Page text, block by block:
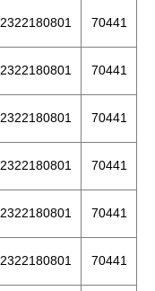
2322180801 70441
2322180801 70441
2322180801 70441
2322180801 70441
2322180801 70441
2322180801 70441